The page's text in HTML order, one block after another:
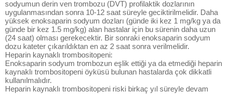
sodyumun derin ven trombozu (DVT) profilaktik dozlarının
uygulanmasından sonra 10-12 saat süreyle geciktirilmelidir. Daha
yüksek enoksaparin sodyum dozları (günde iki kez 1 mg/kg ya da
günde bir kez 1.5 mg/kg) alan hastalar için bu sürenin daha uzun
(24 saat) olması gerekecektir. Bir sonraki enoksaparin sodyum
dozu kateter çıkarıldıktan en az 2 saat sonra verilmelidir.
Heparin kaynaklı trombositopeni:
Enoksaparin sodyum trombozun eşlik ettiği ya da etmediği heparin
kaynaklı trombositopeni öyküsü bulunan hastalarda çok dikkatli
kullanılmalıdır.
Heparin kaynaklı trombositopeni riski birkaç yıl süreyle devam